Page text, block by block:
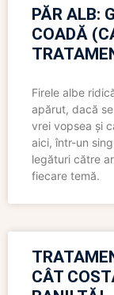
PĂR ALB:
COADĂ
Firele albe
apărut, dacă
vrei vopsea și
aici, într-un
legături către
fiecare temă.
CÂT